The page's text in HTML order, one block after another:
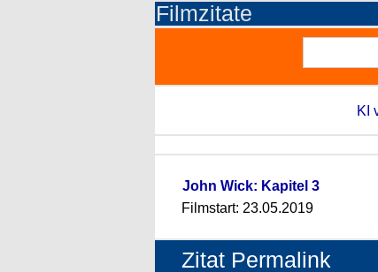
Filmzitate
KI
John Wick: Kapitel 3
Filmstart: 23.05.2019
Zitat Permalink